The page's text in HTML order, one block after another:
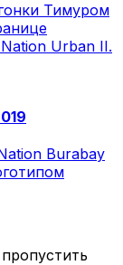
Тимуром
Urban II.
Burabay